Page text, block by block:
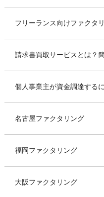
フリーランス向けファクタ
請求書買取サービスとは？
個人事業主が資金調達する
名古屋ファクタリング
福岡ファクタリング
大阪ファクタリング